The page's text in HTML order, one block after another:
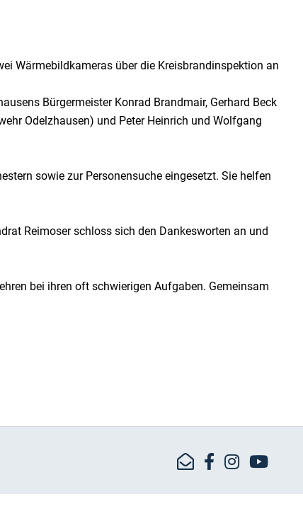
Wärmebildkameras über die Kreisbrandinspektion an
Bürgermeister Konrad Brandmair, Gerhard Beck
Odelzhausen) und Peter Heinrich und Wolfgang
sowie zur Personensuche eingesetzt. Sie helfen
Reimoser schloss sich den Dankesworten an und
bei ihren oft schwierigen Aufgaben. Gemeinsam